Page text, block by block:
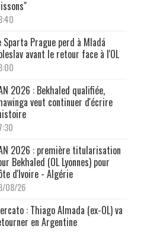
Sparta Prague perd à Mladá
avant le retour face à l'OL
2026 : Bekhaled qualifiée,
veut continuer d'écrire
2026 : première titularisation
Bekhaled (OL Lyonnes) pour
d'Ivoire - Algérie
08/26
: Thiago Almada (ex-OL) va
en Argentine